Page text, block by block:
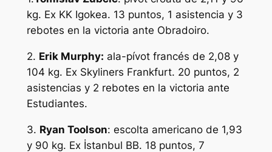
kg. Ex KK Igokea. 13 puntos, 1 asistencia y 3
rebotes en la victoria ante Obradoiro.
2. Erik Murphy: ala-pívot francés de 2,08 y
104 kg. Ex Skyliners Frankfurt. 20 puntos, 2
asistencias y 2 rebotes en la victoria ante
Estudiantes.
3. Ryan Toolson: escolta americano de 1,93
y 90 kg. Ex İstanbul BB. 18 puntos, 7